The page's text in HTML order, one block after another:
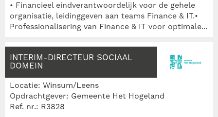
• Financieel eindverantwoordelijk voor de gehele
organisatie, leidinggeven aan teams Finance & IT.•
Professionalisering van Finance & IT voor optimale...
INTERIM-DIRECTEUR SOCIAAL
DOMEIN
Locatie: Winsum/Leens
Opdrachtgever: Gemeente Het Hogeland
Ref. nr.: R3828